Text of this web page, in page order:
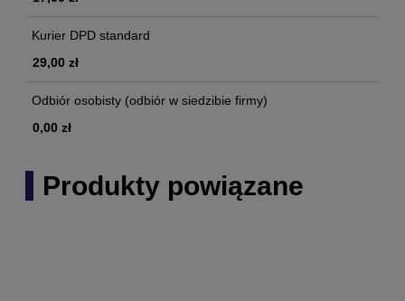
Kurier DPD standard
29,00 zł
Odbiór osobisty (odbiór w siedzibie firmy)
0,00 zł
Produkty powiązane